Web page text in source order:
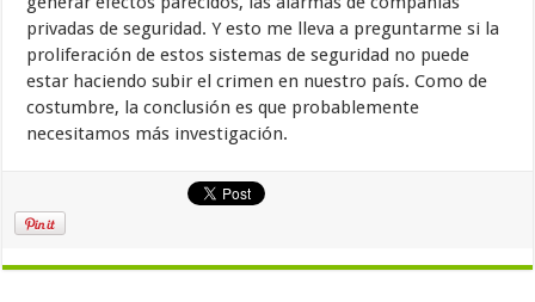
privadas de seguridad. Y esto me lleva a preguntarme si la
proliferación de estos sistemas de seguridad no puede
estar haciendo subir el crimen en nuestro país. Como de
costumbre, la conclusión es que probablemente
necesitamos más investigación.